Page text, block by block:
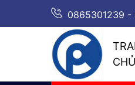
0865301239
CHỦ